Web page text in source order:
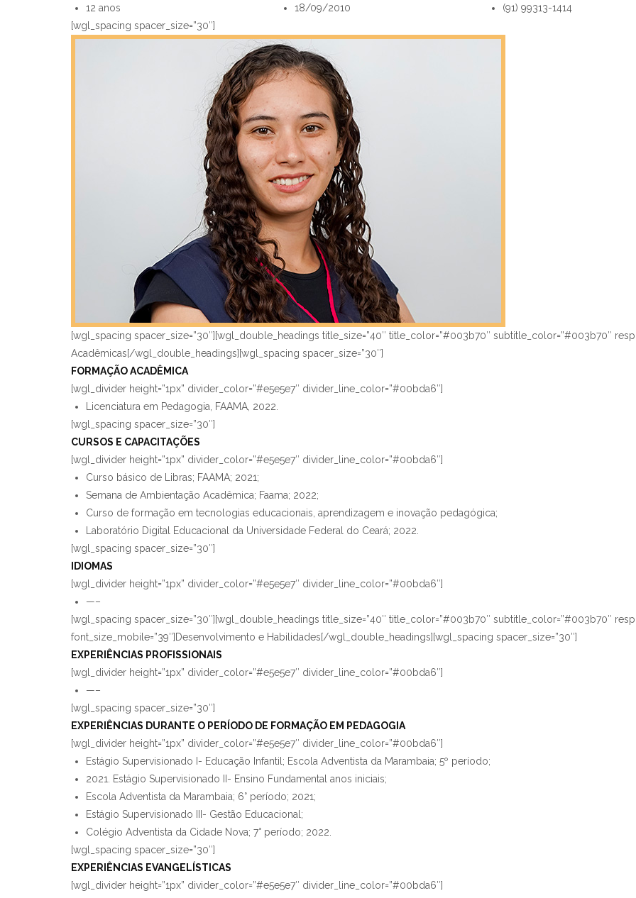
12 anos
18/09/2010
(91) 99313-1414
[wgl_spacing spacer_size=”30″]
[wgl_spacing spacer_size=”30″][wgl_double_headings title_size=”40″ title_color=”#003b70″ subtitle_color=”#003b70″
Acadêmicas[/wgl_double_headings][wgl_spacing spacer_size=”30″]
FORMAÇÃO ACADÊMICA
[wgl_divider height=”1px” divider_color=”#e5e5e7″ divider_line_color=”#00bda6″]
Licenciatura em Pedagogia, FAAMA, 2022.
[wgl_spacing spacer_size=”30″]
CURSOS E CAPACITAÇÕES
[wgl_divider height=”1px” divider_color=”#e5e5e7″ divider_line_color=”#00bda6″]
Curso básico de Libras; FAAMA; 2021;
Semana de Ambientação Acadêmica; Faama; 2022;
Curso de formação em tecnologias educacionais, aprendizagem e inovação pedagógica;
Laboratório Digital Educacional da Universidade Federal do Ceará; 2022.
[wgl_spacing spacer_size=”30″]
IDIOMAS
[wgl_divider height=”1px” divider_color=”#e5e5e7″ divider_line_color=”#00bda6″]
—–
[wgl_spacing spacer_size=”30″][wgl_double_headings title_size=”40″ title_color=”#003b70″ subtitle_color=”#003b70″
font_size_mobile=”39″]Desenvolvimento e Habilidades[/wgl_double_headings][wgl_spacing spacer_size=”30″]
EXPERIÊNCIAS PROFISSIONAIS
[wgl_divider height=”1px” divider_color=”#e5e5e7″ divider_line_color=”#00bda6″]
—–
[wgl_spacing spacer_size=”30″]
EXPERIÊNCIAS DURANTE O PERÍODO DE FORMAÇÃO EM PEDAGOGIA
[wgl_divider height=”1px” divider_color=”#e5e5e7″ divider_line_color=”#00bda6″]
Estágio Supervisionado I- Educação Infantil; Escola Adventista da Marambaia; 5º período;
2021. Estágio Supervisionado II- Ensino Fundamental anos iniciais;
Escola Adventista da Marambaia; 6° período; 2021;
Estágio Supervisionado III- Gestão Educacional;
Colégio Adventista da Cidade Nova; 7° período; 2022.
[wgl_spacing spacer_size=”30″]
EXPERIÊNCIAS EVANGELÍSTICAS
[wgl_divider height=”1px” divider_color=”#e5e5e7″ divider_line_color=”#00bda6″]